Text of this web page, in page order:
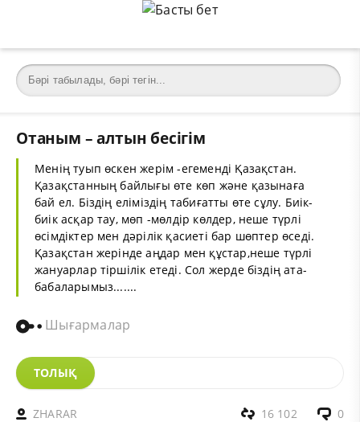
Отаным – алтын бесігім
Менің туып өскен жерім -егеменді Қазақстан.
Қазақстанның байлығы өте көп және қазынаға
бай ел. Біздің еліміздің табиғатты өте сұлу. Биік-
биік асқар тау, мөп -мөлдір көлдер, неше түрлі
өсімдіктер мен дәрілік қасиеті бар шөптер өседі.
Қазақстан жерінде аңдар мен құстар,неше түрлі
жануарлар тіршілік етеді. Сол жерде біздің ата-
бабаларымыз.......
Шығармалар
ТОЛЫҚ
ZHARAR 0
16 102